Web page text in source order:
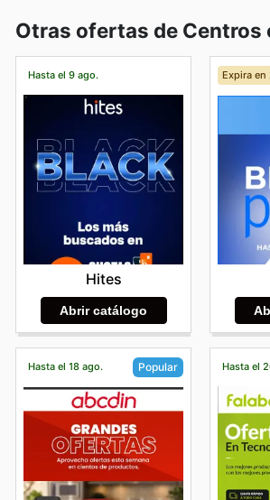
Otras ofertas de Centros
Hasta el 9 ago.
Hites
Abrir catálogo
Expira en
Hasta el 18 ago. Popular Hasta el